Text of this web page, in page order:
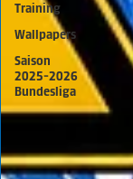
Training
Wallpapers
Saison
2025-2026
Bundesliga